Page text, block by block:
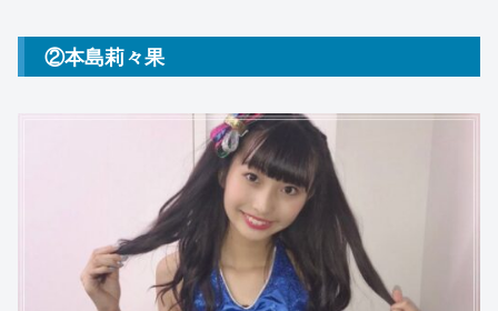
②本島莉々果